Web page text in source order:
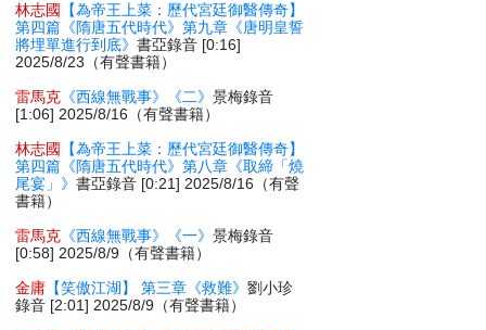
林志國
【為帝王上菜：歷代宮廷御醫傳奇】
第四篇《隋唐五代時代》第九章《唐明皇誓
將埋單進行到底》書亞錄音 [0:16]
2025/8/23（有聲書籍）
雷馬克 《西線無戰事》《二》景梅錄音
[1:06] 2025/8/16（有聲書籍）
林志國
【為帝王上菜：歷代宮廷御醫傳奇】
第四篇《隋唐五代時代》第八章《取締「燒
尾宴」》書亞錄音 [0:21] 2025/8/16（有聲
書籍）
雷馬克 《西線無戰事》《一》景梅錄音
[0:58] 2025/8/9（有聲書籍）
金庸 【笑傲江湖】 第三章《救難》劉小珍
錄音 [2:01] 2025/8/9（有聲書籍）